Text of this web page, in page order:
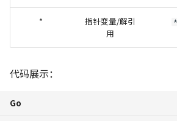
*
指针变量/解引
用
代码展示：
Go